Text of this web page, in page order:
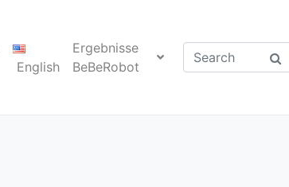
English
Ergebnisse
BeBeRobot